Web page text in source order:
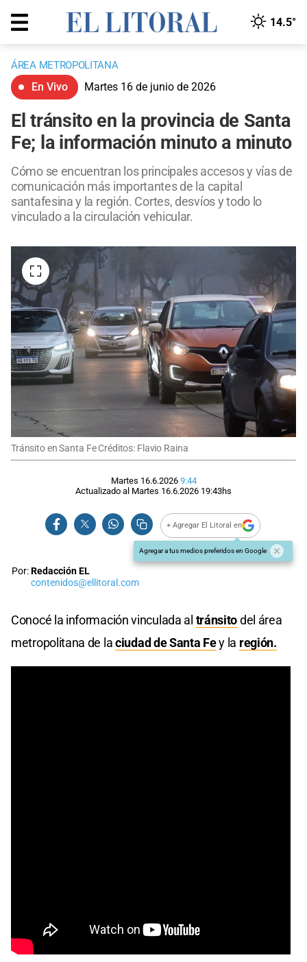
14.5°
ÁREA METROPOLITANA
En Vivo Martes 16 de junio de 2026
El tránsito en la provincia de Santa
Fe; la información minuto a minuto
Cómo se encuentran los principales accesos y vías de
comunicación más importantes de la capital
santafesina y la región. Cortes, desvíos y todo lo
vinculado a la circulación vehicular.
Tránsito en Santa Fe Créditos: Flavio Raina
Martes 16.6.2026 9:44
Actualizado al Martes 16.6.2026 19:43hs
+ Agregar El Litoral en
Agregar a tus medios preferidos en Google
Por:Redacción EL
contenidos@ellitoral.com
Conocé la información vinculada al tránsitodel área
metropolitana de laciudad de Santa Fey la región.